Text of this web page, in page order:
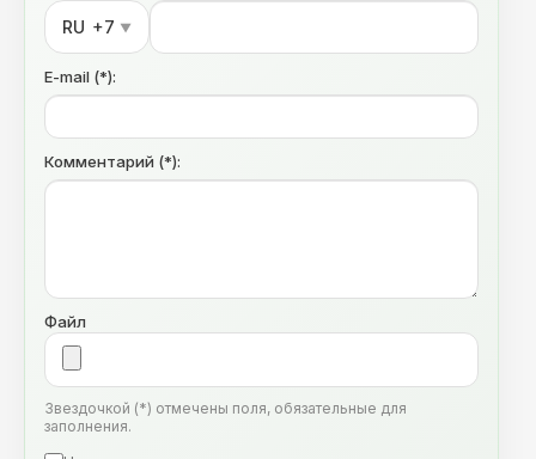
RU +7 ▼
E-mail (*):
Комментарий (*):
Файл
Звездочкой (*) отмечены поля, обязательные для
заполнения.